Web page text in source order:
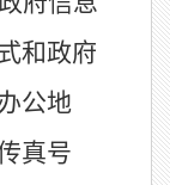
和政府
公地
真号